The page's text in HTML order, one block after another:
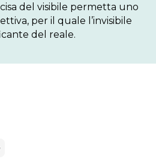
del visibile permetta uno
per il quale l’invisibile
del reale.